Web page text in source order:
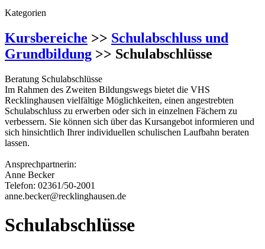
Kategorien
Kursbereiche >> Schulabschluss und
Grundbildung >> Schulabschlüsse
Beratung Schulabschlüsse
Im Rahmen des Zweiten Bildungswegs bietet die VHS
Recklinghausen vielfältige Möglichkeiten, einen angestrebten
Schulabschluss zu erwerben oder sich in einzelnen Fächern zu
verbessern. Sie können sich über das Kursangebot informieren und
sich hinsichtlich Ihrer individuellen schulischen Laufbahn beraten
lassen.
Ansprechpartnerin:
Anne Becker
Telefon: 02361/50-2001
anne.becker@recklinghausen.de
Schulabschlüsse